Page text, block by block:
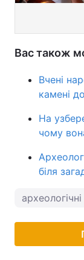
Вас також
Вчені
камені
На
чому
біля